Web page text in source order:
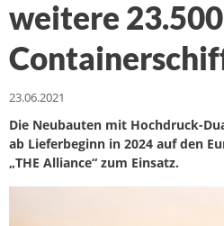
weitere
23.06.2021
Die Neubauten mit Hochdruck-
ab Lieferbeginn in 2024 auf den
„THE Alliance“ zum Einsatz.